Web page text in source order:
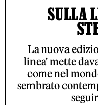
SULLA
La nuova
linea' mette
come nel
sembrato